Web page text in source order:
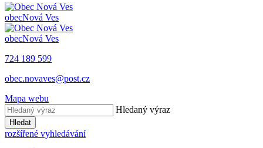
obecNová Ves
obecNová Ves
724 189 599
obec.novaves@post.cz
Mapa webu
Hledaný výraz
Hledat
rozšířené vyhledávání